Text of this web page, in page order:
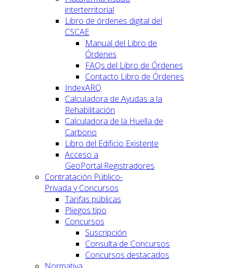
interterritorial
Libro de órdenes digital del
CSCAE
Manual del Libro de
Órdenes
FAQs del Libro de Órdenes
Contacto Libro de Órdenes
IndexARQ
Calculadora de Ayudas a la
Rehabilitación
Calculadora de la Huella de
Carbono
Libro del Edificio Existente
Acceso a
GeoPortal.Registradores
Contratación Público-
Privada y Concursos
Tarifas públicas
Pliegos tipo
Concursos
Suscripción
Consulta de Concursos
Concursos destacados